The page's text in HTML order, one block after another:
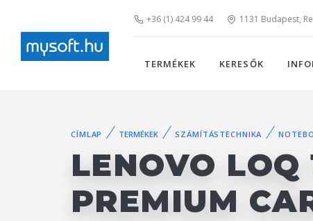
+36 (1) 424 99 44 1131 Budapest,
TERMÉKEK KERESŐK
CÍMLAP TERMÉKEK SZÁMÍTÁSTECHNIKA
LENOVO
PREMIUM